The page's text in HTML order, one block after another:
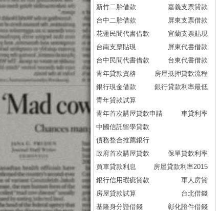
新竹二胎借款
嘉義支票貸款
台中二胎借款
屏東支票借款
花蓮民間代書借款
宜蘭支票貼現
台南支票貼現
屏東代書借款
台中民間代書借款
台東代書借款
青年貸款資格
房屋抵押貸款流程
銀行現金借款
銀行貸款利率最低
青年貸款試算
青年首次購屋貸款申請
車貸利率
中國信託留學貸款
債務整合推薦銀行
政府首次購屋貸款
保單貸款利率
買車貸款利息
房屋貸款利率2015
銀行信用瑕疵貸款
軍人房貸
房屋貸款試算
台北借錢
基隆身分證借錢
彰化證件借錢